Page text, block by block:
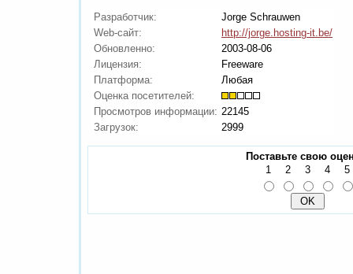
Разработчик:
Jorge Schrauwen
Web-сайт:
http://jorge.hosting-it.be/
Обновленно:
2003-08-06
Лицензия:
Freeware
Платформа:
Любая
Оценка посетителей:
Просмотров информации: 22145
Загрузок:
2999
Поставьте свою
1
2 3 4 5